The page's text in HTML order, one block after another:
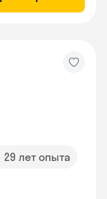
29 лет опыта